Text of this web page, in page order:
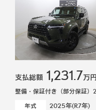
支払総額 1,231.7万円
整備・保証付き（部分保証）
年式
2025年(R7年)